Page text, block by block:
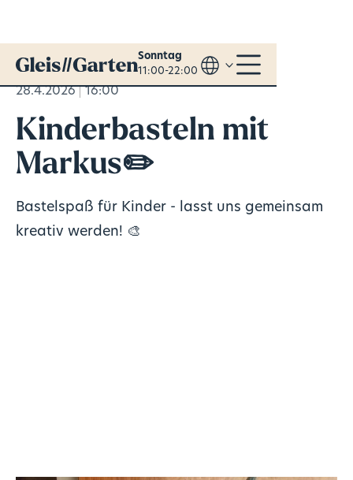
Sonntag
11:00-22:00
28.4.2026 16:00
Kinderbasteln mit
Markus✏️
Bastelspaß für Kinder - lasst uns gemeinsam
kreativ werden! 🎨